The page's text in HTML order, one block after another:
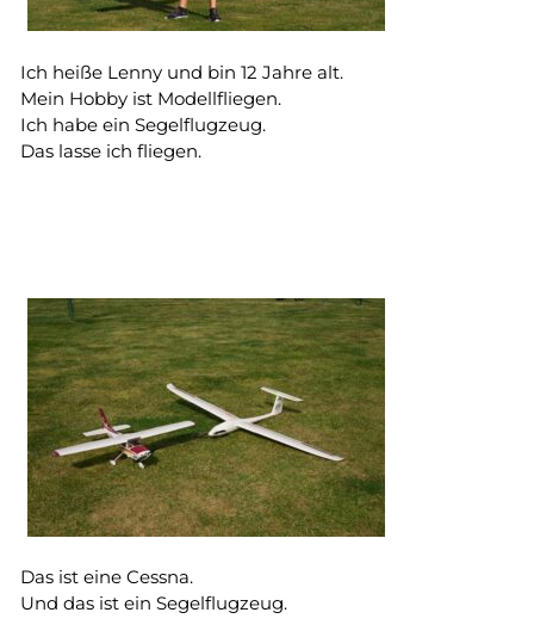
Ich heiße Lenny und bin 12 Jahre alt.
Mein Hobby ist Modellfliegen.
Ich habe ein Segelflugzeug.
Das lasse ich fliegen.
Das ist eine Cessna.
Und das ist ein Segelflugzeug.